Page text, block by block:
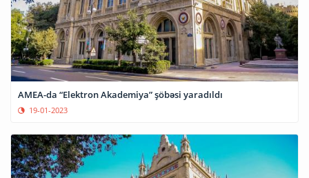
AMEA-da “Elektron Akademiya” şöbəsi yaradıldı
19-01-2023